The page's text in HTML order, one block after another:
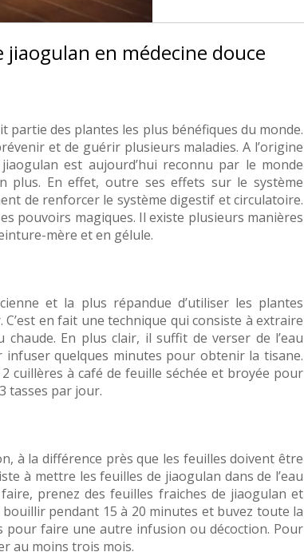
jiaogulan en médecine douce
partie des plantes les plus bénéfiques du monde.
et de guérir plusieurs maladies. A l’origine
est aujourd’hui reconnu par le monde
plus. En effet, outre ses effets sur le système
de renforcer le système digestif et circulatoire.
pouvoirs magiques. Il existe plusieurs manières
mère et en gélule.
et la plus répandue d’utiliser les plantes
en fait une technique qui consiste à extraire
chaude. En plus clair, il suffit de verser de l’eau
quelques minutes pour obtenir la tisane.
cuillères à café de feuille séchée et broyée pour
tasses par jour.
à la différence près que les feuilles doivent être
à mettre les feuilles de jiaogulan dans de l’eau
prenez des feuilles fraiches de jiaogulan et
pendant 15 à 20 minutes et buvez toute la
pour faire une autre infusion ou décoction. Pour
au moins trois mois.